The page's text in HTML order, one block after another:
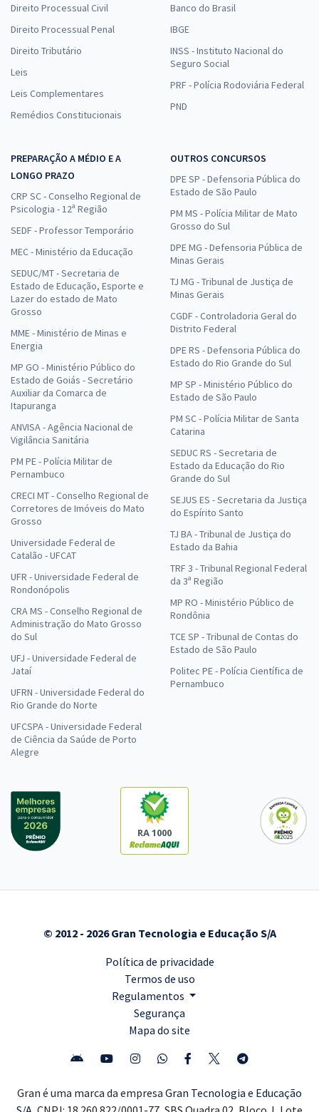
Direito Processual Civil
Direito Processual Penal
Direito Tributário
Leis
Leis Complementares
Remédios Constitucionais
Banco do Brasil
IBGE
INSS - Instituto Nacional do
Seguro Social
PRF - Polícia Rodoviária Federal
PND
PREPARAÇÃO A MÉDIO E A
LONGO PRAZO
CRP SC - Conselho Regional de
Psicologia - 12ª Região
SEDF - Professor Temporário
MEC - Ministério da Educação
SEDUC/MT - Secretaria de
Estado de Educação, Esporte e
Lazer do estado de Mato
Grosso
MME - Ministério de Minas e
Energia
MP GO - Ministério Público do
Estado de Goiás - Secretário
Auxiliar da Comarca de
Itapuranga
ANVISA - Agência Nacional de
Vigilância Sanitária
PM PE - Polícia Militar de
Pernambuco
CRECI MT - Conselho Regional de
Corretores de Imóveis do Mato
Grosso
Universidade Federal de
Catalão - UFCAT
UFR - Universidade Federal de
Rondonópolis
CRA MS - Conselho Regional de
Administração do Mato Grosso
do Sul
UFJ - Universidade Federal de
Jataí
UFRN - Universidade Federal do
Rio Grande do Norte
UFCSPA - Universidade Federal
de Ciência da Saúde de Porto
Alegre
OUTROS CONCURSOS
DPE SP - Defensoria Pública do
Estado de São Paulo
PM MS - Polícia Militar de Mato
Grosso do Sul
DPE MG - Defensoria Pública de
Minas Gerais
TJ MG - Tribunal de Justiça de
Minas Gerais
CGDF - Controladoria Geral do
Distrito Federal
DPE RS - Defensoria Pública do
Estado do Rio Grande do Sul
MP SP - Ministério Público do
Estado de São Paulo
PM SC - Polícia Militar de Santa
Catarina
SEDUC RS - Secretaria de
Estado da Educação do Rio
Grande do Sul
SEJUS ES - Secretaria da Justiça
do Espírito Santo
TJ BA - Tribunal de Justiça do
Estado da Bahia
TRF 3 - Tribunal Regional Federal
da 3ª Região
MP RO - Ministério Público de
Rondônia
TCE SP - Tribunal de Contas do
Estado de São Paulo
Politec PE - Polícia Científica de
Pernambuco
RA 1000
© 2012 - 2026 Gran Tecnologia e Educação S/A
Política de privacidade
Termos de uso
Regulamentos
Segurança
Mapa do site
Gran é uma marca da empresa Gran Tecnologia e Educação